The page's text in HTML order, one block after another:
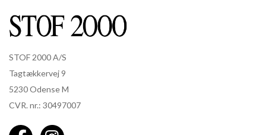
STOF 2000 A/S
Tagtækkervej 9
5230 Odense M
CVR. nr.: 30497007